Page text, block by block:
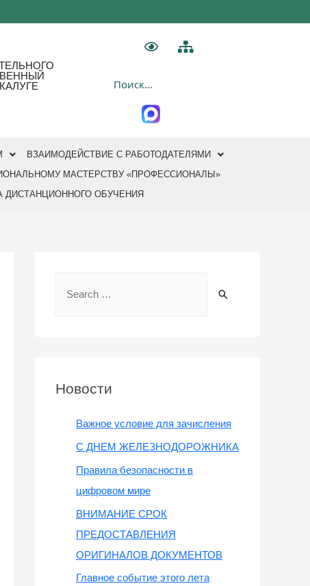
ВЗАИМОДЕЙСТВИЕ С РАБОТОДАТЕЛЯМИ
МАСТЕРСТВУ «ПРОФЕССИОНАЛЫ»
ДИСТАНЦИОННОГО ОБУЧЕНИЯ
Новости
Важное условие для зачисления
С ДНЕМ ЖЕЛЕЗНОДОРОЖНИКА
Правила безопасности в
цифровом мире
ВНИМАНИЕ СРОК
ПРЕДОСТАВЛЕНИЯ
ОРИГИНАЛОВ ДОКУМЕНТОВ
Главное событие этого лета